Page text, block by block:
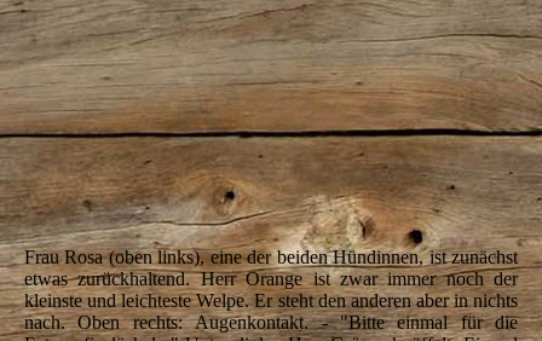
IMG_5796
IMG_5811
IMG_5817
IMG_5819
IMG_5824
IMG_5850
Frau Rosa (oben links), eine der beiden Hündinnen, ist zunächst
etwas zurückhaltend.Herr Orange ist zwar immer noch der
kleinste und leichteste Welpe.Er steht den anderen aber in nichts
nach. Oben rechts:Augenkontakt. - "Bitte einmal für die